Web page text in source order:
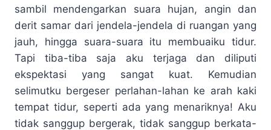
sambil mendengarkan suara hujan, angin dan
derit samar dari jendela-jendela di ruangan yang
jauh, hingga suara-suara itu membuaiku tidur.
Tapi tiba-tiba saja aku terjaga dan diliputi
ekspektasi yang sangat kuat. Kemudian
selimutku bergeser perlahan-lahan ke arah kaki
tempat tidur, seperti ada yang menariknya! Aku
tidak sanggup bergerak, tidak sanggup berkata-